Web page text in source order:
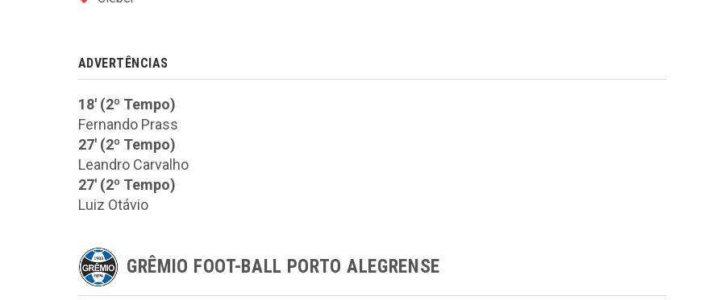
ADVERTÊNCIAS
18' (2º Tempo)
Fernando Prass
27' (2º Tempo)
Leandro Carvalho
27' (2º Tempo)
Luiz Otávio
GRÊMIO FOOT-BALL PORTO ALEGRENSE